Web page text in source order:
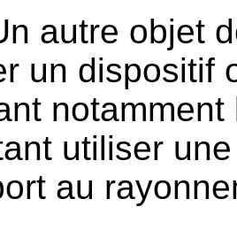
autre objet
un dispositif
utiliser
au